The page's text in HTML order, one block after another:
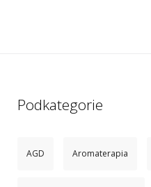
Podkategorie
AGD Aromaterapia